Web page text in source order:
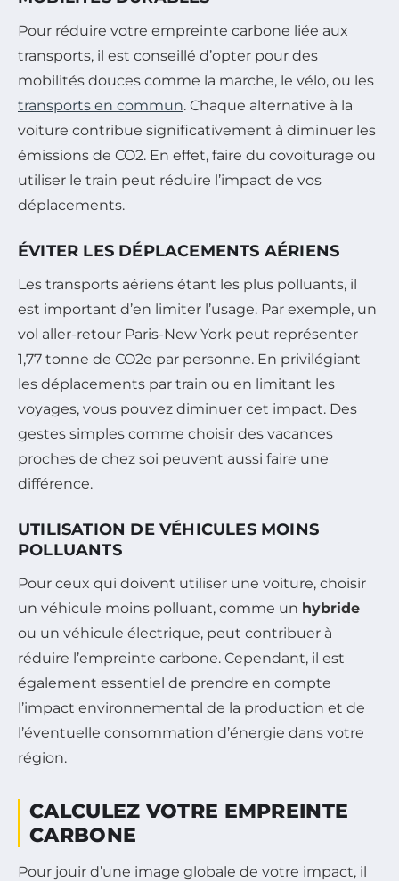
Pour réduire votre empreinte carbone liée aux
transports, il est conseillé d’opter pour des
mobilités douces comme la marche, le vélo, ou les
transports en commun. Chaque alternative à la
voiture contribue significativement à diminuer les
émissions de CO2. En effet, faire du covoiturage ou
utiliser le train peut réduire l’impact de vos
déplacements.
ÉVITER LES DÉPLACEMENTS AÉRIENS
Les transports aériens étant les plus polluants, il
est important d’en limiter l’usage. Par exemple, un
vol aller-retour Paris-New York peut représenter
1,77 tonne de CO2e par personne. En privilégiant
les déplacements par train ou en limitant les
voyages, vous pouvez diminuer cet impact. Des
gestes simples comme choisir des vacances
proches de chez soi peuvent aussi faire une
différence.
UTILISATION DE VÉHICULES MOINS
POLLUANTS
Pour ceux qui doivent utiliser une voiture, choisir
un véhicule moins polluant, comme un hybride
ou un véhicule électrique, peut contribuer à
réduire l’empreinte carbone. Cependant, il est
également essentiel de prendre en compte
l’impact environnemental de la production et de
l’éventuelle consommation d’énergie dans votre
région.
CALCULEZ VOTRE EMPREINTE
CARBONE
Pour jouir d’une image globale de votre impact, il